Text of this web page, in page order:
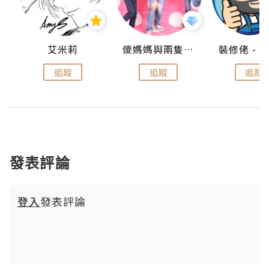
艾米莉
追蹤
儍媽媽與兩隻小魔怪之家
追蹤 追蹤
發表評論
登入發表評論